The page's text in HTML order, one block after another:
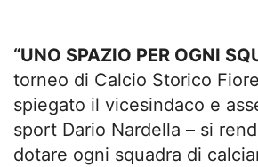
“UNO SPAZIO PER OGNI
torneo di Calcio Storico
spiegato il vicesindaco e
sport Dario Nardella – si
dotare ogni squadra di